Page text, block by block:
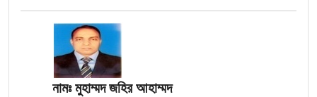
নামঃ মুহাম্মদ জহির আহাম্মদ